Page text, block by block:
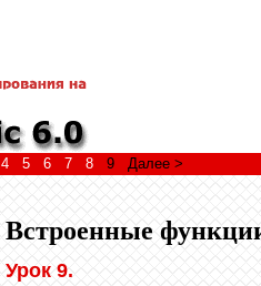
4 5 6 7 8 9 Далее >
Встроенные
Урок 9.